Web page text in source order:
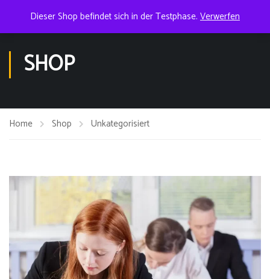
Dieser Shop befindet sich in der Testphase. Verwerfen
SHOP
Home Shop Unkategorisiert